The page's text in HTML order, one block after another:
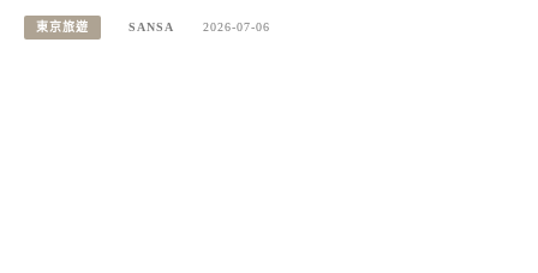
東京旅遊 SANSA 2026-07-06